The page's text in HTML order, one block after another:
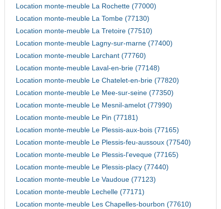
Location monte-meuble La Rochette (77000)
Location monte-meuble La Tombe (77130)
Location monte-meuble La Tretoire (77510)
Location monte-meuble Lagny-sur-marne (77400)
Location monte-meuble Larchant (77760)
Location monte-meuble Laval-en-brie (77148)
Location monte-meuble Le Chatelet-en-brie (77820)
Location monte-meuble Le Mee-sur-seine (77350)
Location monte-meuble Le Mesnil-amelot (77990)
Location monte-meuble Le Pin (77181)
Location monte-meuble Le Plessis-aux-bois (77165)
Location monte-meuble Le Plessis-feu-aussoux (77540)
Location monte-meuble Le Plessis-l'eveque (77165)
Location monte-meuble Le Plessis-placy (77440)
Location monte-meuble Le Vaudoue (77123)
Location monte-meuble Lechelle (77171)
Location monte-meuble Les Chapelles-bourbon (77610)